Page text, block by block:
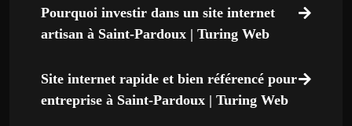
Pourquoi investir dans un site internet
artisan à Saint-Pardoux | Turing Web
Site internet rapide et bien référencé pour
entreprise à Saint-Pardoux | Turing Web